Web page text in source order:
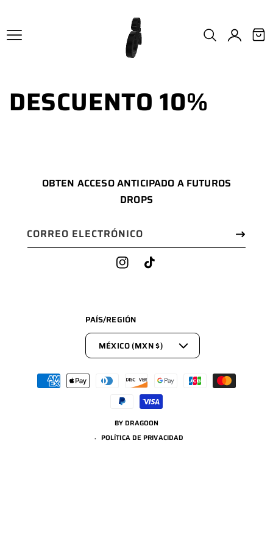
AL CONTENIDO
INICIAR
SESIÓN
DESCUENTO 10%
OBTEN ACCESO ANTICIPADO A FUTUROS
DROPS
CORREO ELECTRÓNICO
INSTAGRAM
TIKTOK
PAÍS/REGIÓN
MÉXICO (MXN $)
FORMAS
BYDRAGOON
POLÍTICA DE PRIVACIDAD